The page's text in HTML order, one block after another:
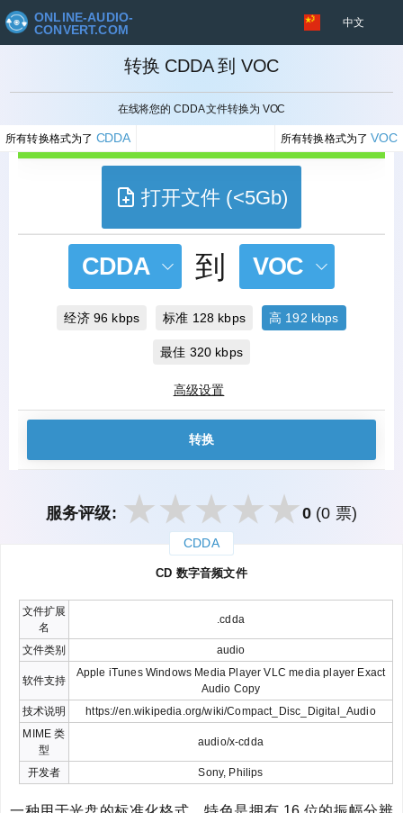
ONLINE-AUDIO-
CONVERT.COM
中文
转换 CDDA 到 VOC
在线将您的 CDDA 文件转换为 VOC
所有转换格式为了 CDDA 所有转换格式为了VOC
取消
打开文件 (<5Gb)
CDDA 到 VOC
经济 96 kbps 标准 128 kbps 高 192 kbps
最佳 320 kbps
高级设置
转换
服务评级: 0 (0 票)
CDDA
CD 数字音频文件
文件扩展
名
.cdda
文件类别 audio
软件支持
Apple iTunes Windows Media Player VLC media player Exact
Audio Copy
技术说明
https://en.wikipedia.org/wiki/Compact_Disc_Digital_Audio
MIME 类
型
audio/x-cdda
开发者 Sony, Philips